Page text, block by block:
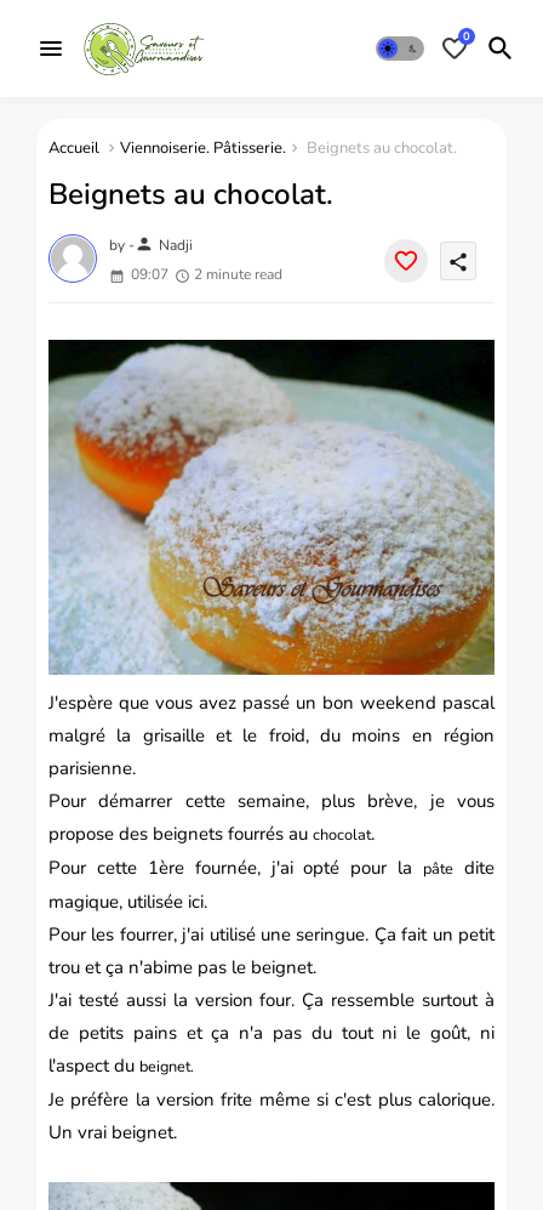
0
Accueil Viennoiserie. Pâtisserie. Beignets au chocolat.
Beignets au chocolat.
by -person Nadji
09:07
2 minute read
share
J'espère que vous avez passé un bon weekend pascal
malgré la grisaille et le froid, du moins en région
parisienne.
Pour démarrer cette semaine, plus brève, je vous
propose des beignets fourrés au chocolat.
Pour cette 1ère fournée, j'ai opté pour la
pâte dite
magique, utilisée ici.
Pour les fourrer, j'ai utilisé une seringue. Ça fait un petit
trou et ça n'abime pas le beignet.
J'ai testé aussi la version four. Ça ressemble surtout à
de petits pains et ça n'a pas du tout ni le goût, ni
l'aspect du beignet.
Je préfère la version frite même si c'est plus calorique.
Un vrai beignet.